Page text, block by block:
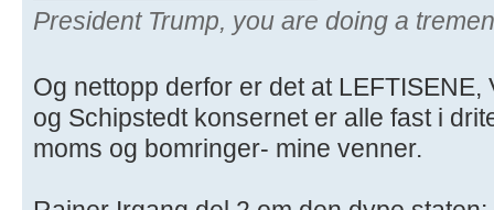
President Trump, you are doing a
Og nettopp derfor er det at
og Schipstedt konsernet er alle fast i
moms og bomringer- mine venner.